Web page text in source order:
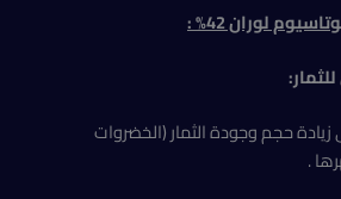
لوران 42%
:
حجم وجودة الثمار (الخضروات
.